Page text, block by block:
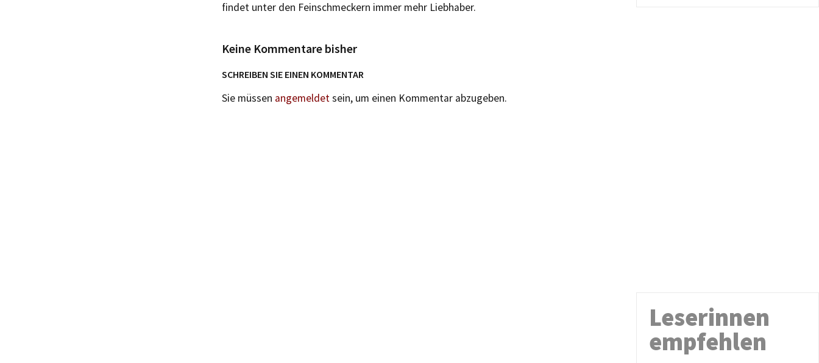
findet unter den Feinschmeckern immer mehr Liebhaber.
Keine Kommentare bisher
SCHREIBEN SIE EINEN KOMMENTAR
Sie müssen angemeldetsein, um einen Kommentar abzugeben.
Leserinnen
empfehlen